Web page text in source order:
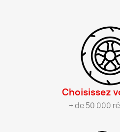
Choisissez
+ de 50 000